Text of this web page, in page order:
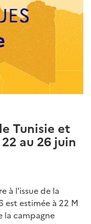
Tunisie et
au 26 juin
à l'issue de la
est estimée à 22 M
la campagne